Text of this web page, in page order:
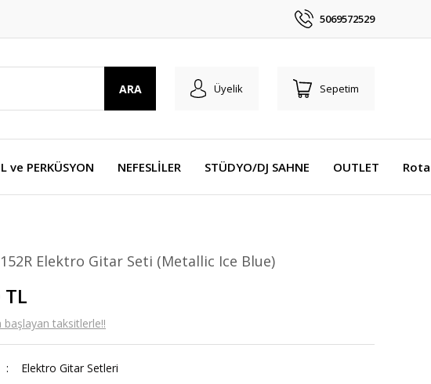
5069572529
ARA Üyelik Sepetim
ve PERKÜSYON NEFESLİLER STÜDYO/DJ SAHNE OUTLET
Elektro Gitar Seti (Metallic Ice Blue)
taksitlerle!!
Elektro Gitar Setleri